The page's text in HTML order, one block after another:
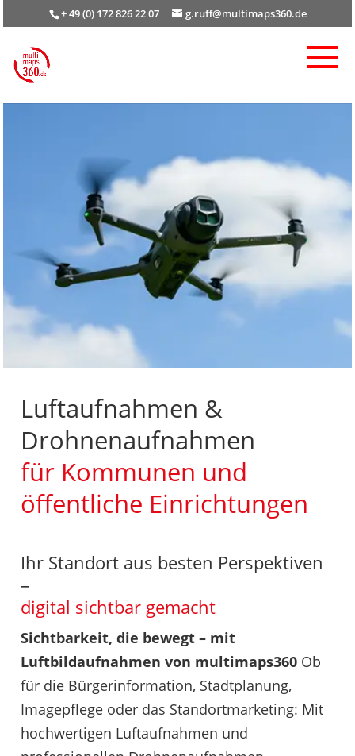
+ 49 (0) 172 826 22 07 g.ruff@multimaps360.de
Luftaufnahmen &
Drohnenaufnahmen
für Kommunen und
öffentliche Einrichtungen
Ihr Standort aus besten Perspektiven
–
digital sichtbar gemacht
Sichtbarkeit, die bewegt – mit
Luftbildaufnahmen von multimaps360 Ob
für die Bürgerinformation, Stadtplanung,
Imagepflege oder das Standortmarketing: Mit
hochwertigen Luftaufnahmen und